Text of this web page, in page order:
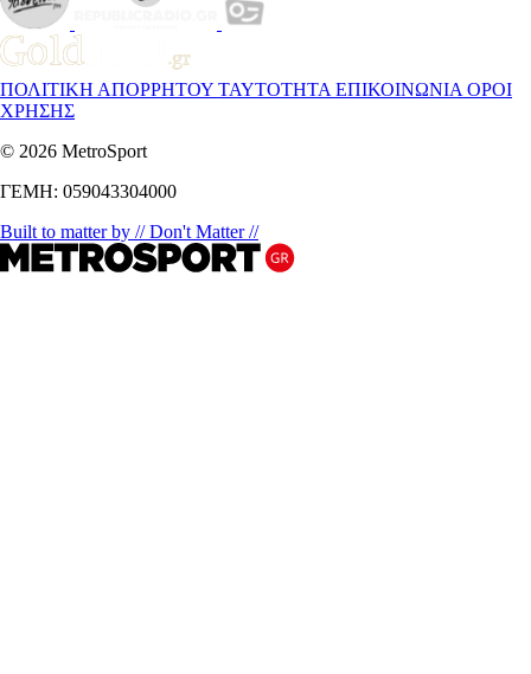
ΠΟΛΙΤΙΚΗ ΑΠΟΡΡΗΤΟΥ ΤΑΥΤΟΤΗΤΑ ΕΠΙΚΟΙΝΩΝΙΑ ΟΡΟΙ
ΧΡΗΣΗΣ
© 2026 MetroSport
ΓΕΜΗ: 059043304000
Built to matter by // Don't Matter //